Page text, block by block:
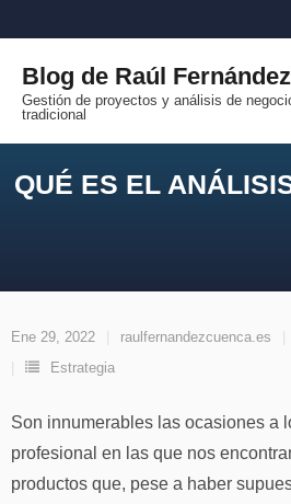
al
contenido
Blog de Raúl Fernández
Gestión de proyectos y análisis de
tradicional
QUÉ ES EL
Ene 29, 2022 raulfernandezcuenca.es
Estrategia
Son innumerables las ocasiones a
profesional en las que nos
productos que, pese a haber